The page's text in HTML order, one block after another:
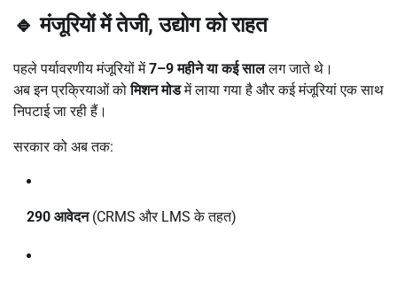
🔹 मंजूरियों में तेजी, उद्योग को राहत
पहले पर्यावरणीय मंजूरियों में7–9 महीने या कई साललग जाते थे।
अब इन प्रक्रियाओं कोमिशन मोडमें लाया गया है और कई मंजूरियां एक साथ
निपटाई जा रही हैं।
सरकार को अब तक:
290 आवेदन(CRMS और LMS के तहत)